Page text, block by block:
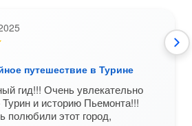
путешествие в Турине
гид!!! Очень увлекательно
и историю Пьемонта!!!
полюбили этот город,